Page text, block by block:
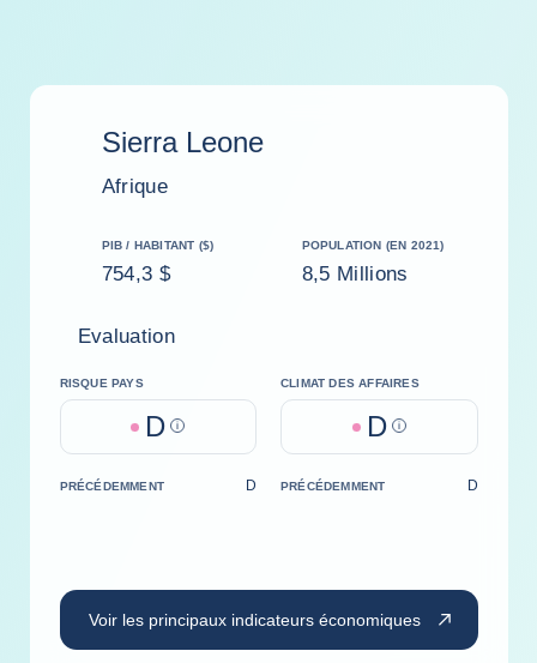
Sierra Leone
Afrique
PIB / HABITANT ($)
754,3 $
POPULATION (EN 2021)
8,5 Millions
Evaluation
RISQUE PAYS
D Help
CLIMAT DES AFFAIRES
D Help
PRÉCÉDEMMENT D PRÉCÉDEMMENT D
Voir les principaux indicateurs économiques